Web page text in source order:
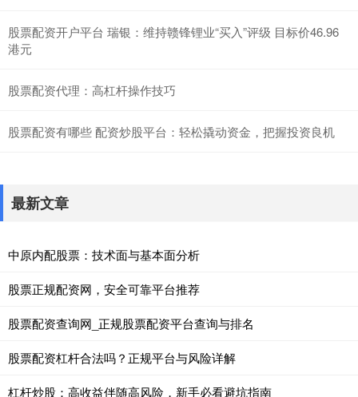
股票配资开户平台 瑞银：维持赣锋锂业“买入”评级 目标价46.96
港元
股票配资代理：高杠杆操作技巧
股票配资有哪些 配资炒股平台：轻松撬动资金，把握投资良机
最新文章
中原内配股票：技术面与基本面分析
股票正规配资网，安全可靠平台推荐
股票配资查询网_正规股票配资平台查询与排名
股票配资杠杆合法吗？正规平台与风险详解
杠杆炒股：高收益伴随高风险，新手必看避坑指南